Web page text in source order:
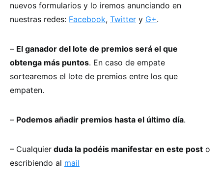
nuevos formularios y lo iremos anunciando en
nuestras redes: Facebook, Twitter y G+.
– El ganador del lote de premios será el que
obtenga más puntos. En caso de empate
sortearemos el lote de premios entre los que
empaten.
– Podemos añadir premios hasta el último día.
– Cualquier duda la podéis manifestar en este post o
escribiendo al mail